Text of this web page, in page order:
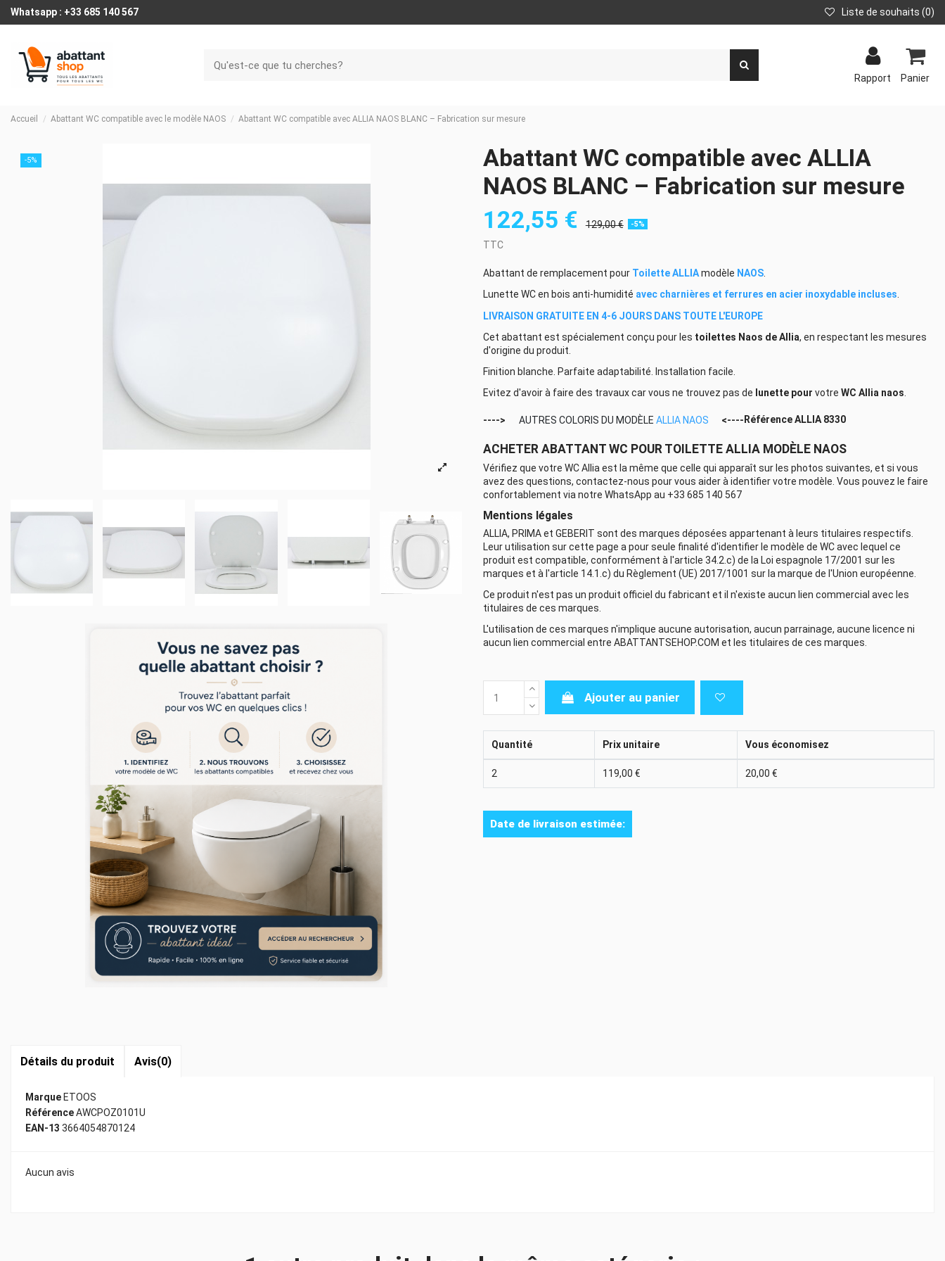
Whatsapp : +33 685 140 567 Liste de souhaits (0)
Rapport Panier
Accueil Abattant WC compatible avec le modèle NAOS Abattant WC compatible avec ALLIA NAOS BLANC – Fabrication sur mesure
-5%
Abattant WC compatible avec ALLIA
NAOS BLANC – Fabrication sur mesure
122,55 €
129,00 € -5%
TTC
Abattant de remplacement pour ToiletteALLIAmodèle NAOS
Lunette WC en bois anti-humidité avec charnières et ferrures en acier inoxydable incluses.
LIVRAISON GRATUITE EN 4-6 JOURS DANS TOUTE L'EUROPE
Cet abattant est spécialement conçu pour les toilettes Naos de Allia, en respectant les mesures
d'origine du produit.
Finition blanche. Parfaite adaptabilité. Installation facile.
Evitez d'avoir à faire des travaux car vous ne trouvez pas de lunette pour votre WC Allia naos
----> AUTRES COLORIS DU MODÈLE ALLIA NAOS <---- RéférenceALLIA 8330
ACHETER ABATTANT WC POUR TOILETTE ALLIA MODÈLE NAOS
Vérifiez que votre WC Allia est la même que celle qui apparaît sur les photos suivantes, et si vous
avez des questions, contactez-nous pour vous aider à identifier votre modèle. Vous pouvez le faire
confortablement via notre WhatsApp au +33 685 140 567
Mentions légales
ALLIA, PRIMA et GEBERIT sont des marques déposées appartenant à leurs titulaires respectifs.
Leur utilisation sur cette page a pour seule finalité d'identifier le modèle de WC avec lequel ce
produit est compatible, conformément à l'article 34.2.c) de la Loi espagnole 17/2001 sur les
marques et à l'article 14.1.c) du Règlement (UE) 2017/1001 sur la marque de l'Union européenne.
Ce produit n'est pas un produit officiel du fabricant et il n'existe aucun lien commercial avec les
titulaires de ces marques.
L'utilisation de ces marques n'implique aucune autorisation, aucun parrainage, aucune licence ni
aucun lien commercial entre ABATTANTSEHOP.COM et les titulaires de ces marques.
Ajouter au panier
Quantité Prix unitaire Vous économisez
2 119,00 € 20,00 €
Date de livraison estimée:
Détails du produit Avis(0)
Marque ETOOS
RéférenceAWCPOZ0101U
EAN-13 3664054870124
Aucun avis